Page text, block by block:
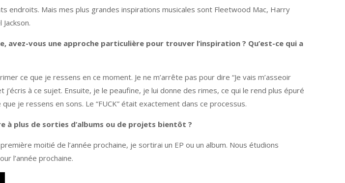
endroits. Mais mes plus grandes inspirations musicales sont Fleetwood Mac, Harry
vous une approche particulière pour trouver l’inspiration ? Qu’est-ce qui a
ce que je ressens en ce moment. Je ne m’arrête pas pour dire “Je vais m’asseoir
à ce sujet. Ensuite, je le peaufine, je lui donne des rimes, ce qui le rend plus épuré
je ressens en sons. Le “FUCK” était exactement dans ce processus.
à plus de sorties d’albums ou de projets bientôt ?
moitié de l’année prochaine, je sortirai un EP ou un album. Nous étudions
l’année prochaine.